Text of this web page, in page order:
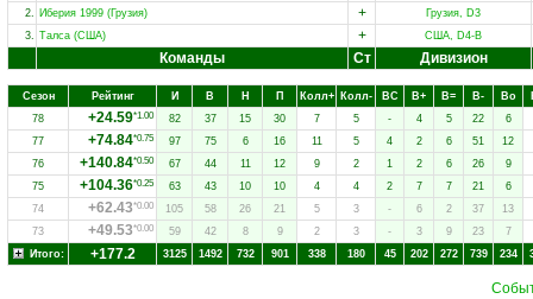
2. Иберия 1999 (Грузия) +
Грузия, D3
3. Талса (США) + США, D4-B
Команды Ст Дивизион
Сезон Рейтинг И В Н П Колл+ Колл- ВC В+ В= В- Вo
78
+24.59*1.00 82 37 15 30 7 5 - 4 5 22
6
77
+74.84*0.75 97 75 6 16 11 5 4 2 6 51
12
76
+140.84*0.50 67 44 11 12 9 2 1 2 6 26
9
75
+104.36*0.25 63 43 10 10 4 4 2 7 7 21
6
74
+62.43*0.00 105 58 26 21 5 3 - 6 2 37
13
73
+49.53*0.00 59 42 8 9 2 3 - 3 9 23
7
Итого:
+177.2 3125 1492 732 901 338 180 45 202 272 739 234